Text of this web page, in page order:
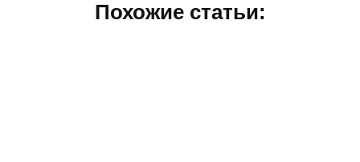
Похожие статьи: